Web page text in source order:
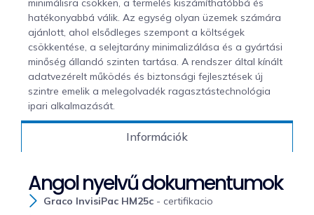
Információk
hatékonyabbá válik. Az egység olyan üzemek számára
ajánlott, ahol elsődleges szempont a költségek
csökkentése, a selejtarány minimalizálása és a gyártási
minőség állandó szinten tartása. A rendszer által kínált
adatvezérelt működés és biztonsági fejlesztések új
szintre emelik a melegolvadék ragasztástechnológia
ipari alkalmazását.
Angol nyelvű dokumentumok
Graco InvisiPac HM25c- certifikacio